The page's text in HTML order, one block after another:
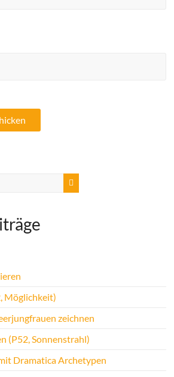
Möglichkeit)
zeichnen
(P52, Sonnenstrahl)
Dramatica Archetypen